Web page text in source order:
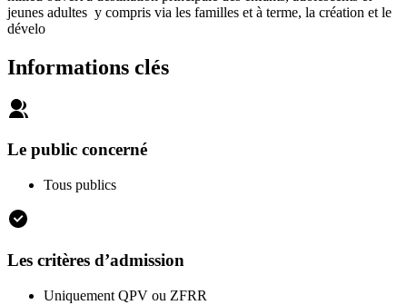
jeunes adultes y compris via les familles et à terme, la création et le
dévelo
Informations clés
Le public concerné
Tous publics
Les critères d’admission
Uniquement QPV ou ZFRR